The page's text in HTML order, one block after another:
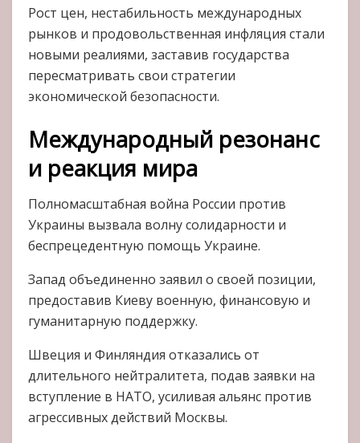
Рост цен, нестабильность международных
рынков и продовольственная инфляция стали
новыми реалиями, заставив государства
пересматривать свои стратегии
экономической безопасности.
Международный резонанс
и реакция мира
Полномасштабная война России против
Украины вызвала волну солидарности и
беспрецедентную помощь Украине.
Запад объединенно заявил о своей позиции,
предоставив Киеву военную, финансовую и
гуманитарную поддержку.
Швеция и Финляндия отказались от
длительного нейтралитета, подав заявки на
вступление в НАТО, усиливая альянс против
агрессивных действий Москвы.